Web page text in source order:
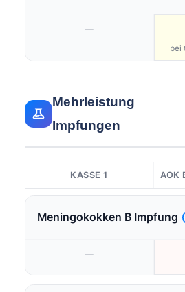
—
bei
Mehrleistung
Impfungen
KASSE 1
Meningokokken B Impfung
—